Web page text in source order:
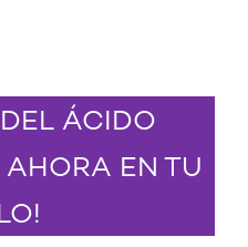
ÁCIDO
EN TU